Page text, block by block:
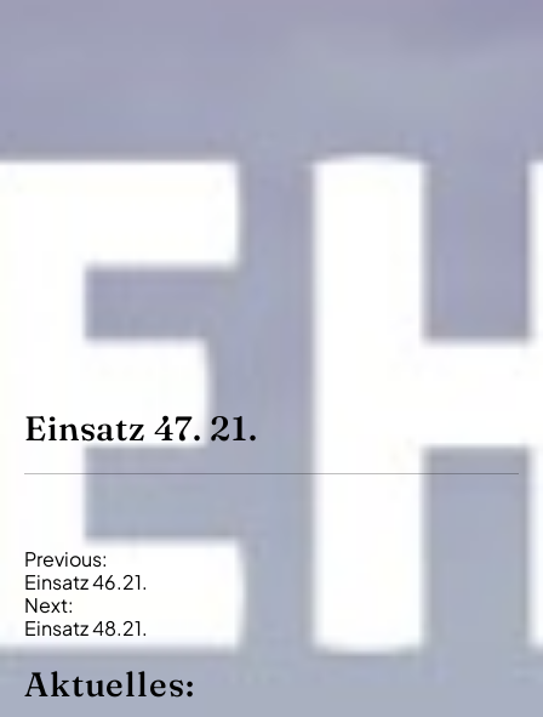
Einsatz 47. 21.
B
e
i
t
r
Previous:
Einsatz 46.21.
Next:
Einsatz 48.21.
Aktuelles: